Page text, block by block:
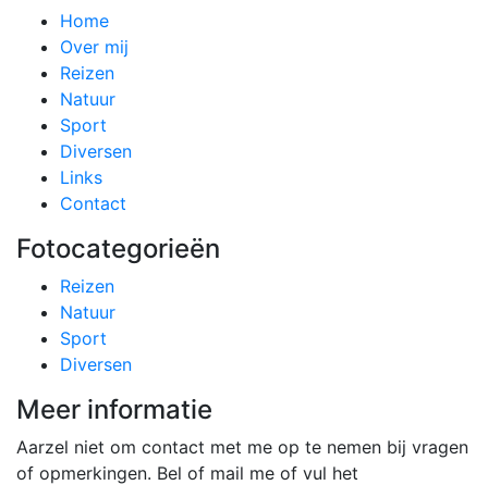
Home
Over mij
Reizen
Natuur
Sport
Diversen
Links
Contact
Fotocategorieën
Reizen
Natuur
Sport
Diversen
Meer informatie
Aarzel niet om contact met me op te nemen bij vragen
of opmerkingen. Bel of mail me of vul het